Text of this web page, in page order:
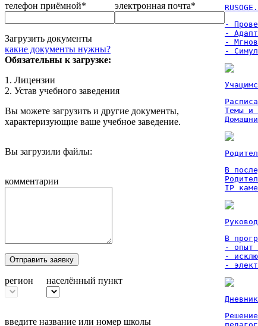
телефон приёмной* электронная почта*
Загрузить документы
какие документы нужны?
Обязательны к загрузке:
1. Лицензии
2. Устав учебного заведения
Вы можете загрузить и другие документы,
характеризующие ваше учебное заведение.
Вы загрузили файлы:
комментарии
Отправить заявку
регион населённый пункт
введите название или номер школы
-
-
-
-
Темы и
В
IP
В
- опыт
-
-